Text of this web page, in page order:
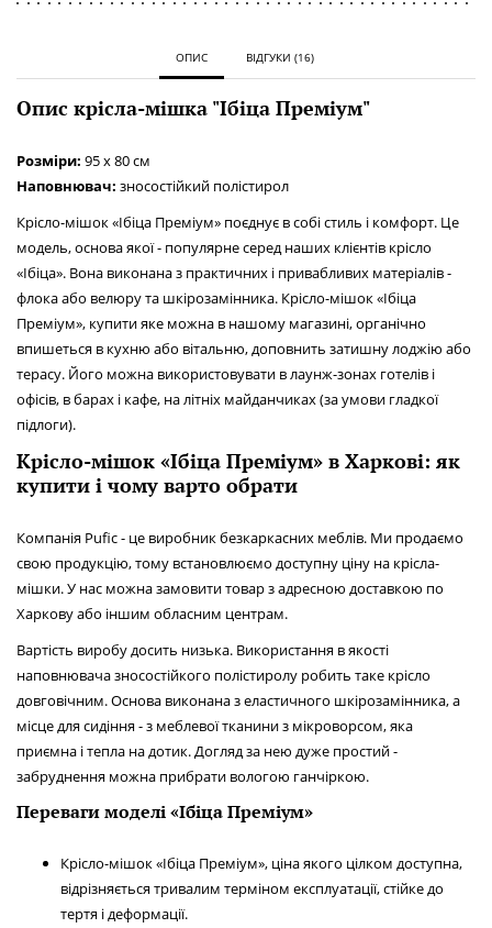
ОПИС ВІДГУКИ (16)
Опис крісла-мішка "Ібіца Преміум"
Розміри: 95 x 80 см
Наповнювач: зносостійкий полістирол
Крісло-мішок «Ібіца Преміум» поєднує в собі стиль і комфорт. Це
модель, основа якої - популярне серед наших клієнтів крісло
«Ібіца». Вона виконана з практичних і привабливих матеріалів -
флока або велюру та шкірозамінника. Крісло-мішок «Ібіца
Преміум», купити яке можна в нашому магазині, органічно
впишеться в кухню або вітальню, доповнить затишну лоджію або
терасу. Його можна використовувати в лаунж-зонах готелів і
офісів, в барах і кафе, на літніх майданчиках (за умови гладкої
підлоги).
Крісло-мішок «Ібіца Преміум» в Харкові: як
купити і чому варто обрати
Компанія Pufic - це виробник безкаркасних меблів. Ми продаємо
свою продукцію, тому встановлюємо доступну ціну на крісла-
мішки. У нас можна замовити товар з адресною доставкою по
Харкову або іншим обласним центрам.
Вартість виробу досить низька. Використання в якості
наповнювача зносостійкого полістиролу робить таке крісло
довговічним. Основа виконана з еластичного шкірозамінника, а
місце для сидіння - з меблевої тканини з мікроворсом, яка
приємна і тепла на дотик. Догляд за нею дуже простий -
забруднення можна прибрати вологою ганчіркою.
Переваги моделі «Ібіца Преміум»
Крісло-мішок «Ібіца Преміум», ціна якого цілком доступна,
відрізняється тривалим терміном експлуатації, стійке до
тертя і деформації.